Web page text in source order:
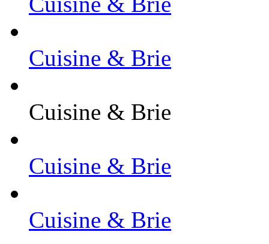
Cuisine & Brie
Cuisine & Brie
Cuisine & Brie
Cuisine & Brie